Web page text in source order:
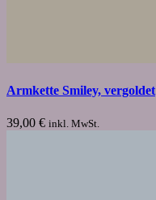
Armkette Smiley, vergoldet
39,00 € inkl. MwSt.